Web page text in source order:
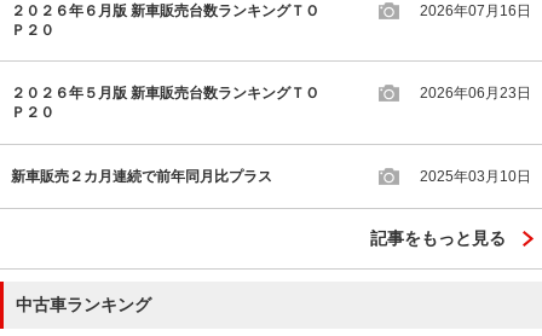
２０２６年６月版 新車販売台数ランキングＴＯ
Ｐ２０
2026年07月16日
２０２６年５月版 新車販売台数ランキングＴＯ
Ｐ２０
2026年06月23日
新車販売２カ月連続で前年同月比プラス 2025年03月10日
記事をもっと見る
中古車ランキング